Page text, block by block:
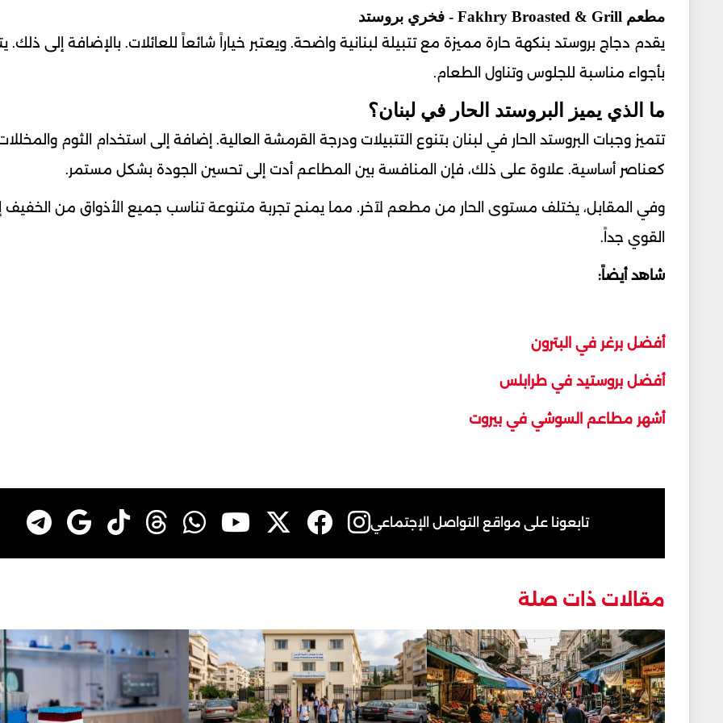
مطعم Fakhry Broasted & Grill - فخري بروستد
يقدم دجاج بروستد بنكهة حارة مميزة مع تتبيلة لبنانية واضحة. ويعتبر خياراً شائعاً للعائلات. بالإضافة إلى ذلك.
بأجواء مناسبة للجلوس وتناول الطعام.
ما الذي يميز البروستد الحار في لبنان؟
تتميز وجبات البروستد الحار في لبنان بتنوع التتبيلات ودرجة القرمشة العالية. إضافة إلى استخدام الثوم
كعناصر أساسية. علاوة على ذلك، فإن المنافسة بين المطاعم أدت إلى تحسين الجودة بشكل مستمر.
وفي المقابل، يختلف مستوى الحار من مطعم لآخر. مما يمنح تجربة متنوعة تناسب جميع الأذواق من الخفيف
القوي جداً.
شاهد أيضاً:
أفضل برغر في البترون
أفضل بروستيد في طرابلس
أشهر مطاعم السوشي في بيروت
تابعونا على مواقع التواصل الإجتماعي
مقالات ذات صلة